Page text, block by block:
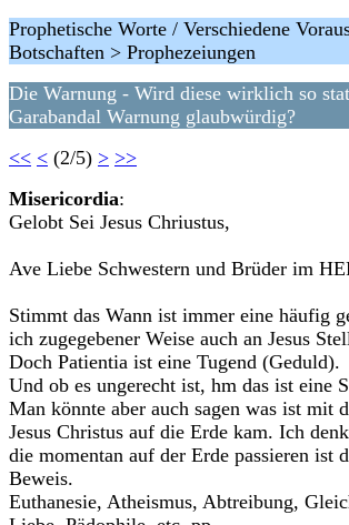
Prophetische Worte / Verschiedene
Botschaften > Prophezeiungen
Die Warnung - Wird diese wirklich so
Garabandal Warnung glaubwürdig?
<< < (2/5) > >>
Misericordia:
Gelobt Sei Jesus Chriustus,
Ave Liebe Schwestern und Brüder im
Stimmt das Wann ist immer eine häufig
ich zugegebener Weise auch an Jesus
Doch Patientia ist eine Tugend (Geduld).
Und ob es ungerecht ist, hm das ist eine
Man könnte aber auch sagen was ist mit
Jesus Christus auf die Erde kam. Ich
die momentan auf der Erde passieren ist
Beweis.
Euthanesie, Atheismus, Abtreibung,